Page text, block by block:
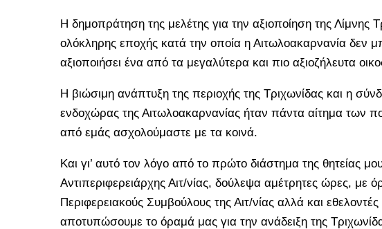
Η δημοπράτηση της μελέτης για την αξιοποίηση της Λίμνης
ολόκληρης εποχής κατά την οποία η Αιτωλοακαρνανία δεν
αξιοποιήσει ένα από τα μεγαλύτερα και πιο αξιοζήλευτα
Η βιώσιμη ανάπτυξη της περιοχής της Τριχωνίδας και η
ενδοχώρας της Αιτωλοακαρνανίας ήταν πάντα αίτημα των
από εμάς ασχολούμαστε με τα κοινά.
Και γι’ αυτό τον λόγο από το πρώτο διάστημα της θητείας
Αντιπεριφερειάρχης Αιτ/νίας, δούλεψα αμέτρητες ώρες, με
Περιφερειακούς Συμβούλους της Αιτ/νίας αλλά και
αποτυπώσουμε το όραμά μας για την ανάδειξη της